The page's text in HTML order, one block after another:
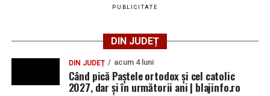
PUBLICITATE
DIN JUDEȚ
DIN JUDEȚ acum 4 luni
Când pică Paștele ortodox și cel catolic
2027, dar și în următorii ani | blajinfo.ro